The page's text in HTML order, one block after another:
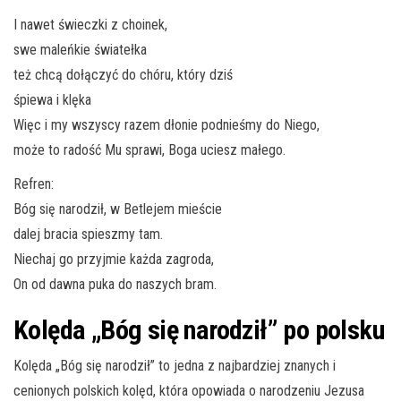
I nawet świeczki z choinek,
swe maleńkie światełka
też chcą dołączyć do chóru, który dziś
śpiewa i klęka
Więc i my wszyscy razem dłonie podnieśmy do Niego,
może to radość Mu sprawi, Boga uciesz małego.
Refren:
Bóg się narodził, w Betlejem mieście
dalej bracia spieszmy tam.
Niechaj go przyjmie każda zagroda,
On od dawna puka do naszych bram.
Kolęda „Bóg się narodził” po polsku
Kolęda „Bóg się narodził” to jedna z najbardziej znanych i
cenionych polskich kolęd, która opowiada o narodzeniu Jezusa